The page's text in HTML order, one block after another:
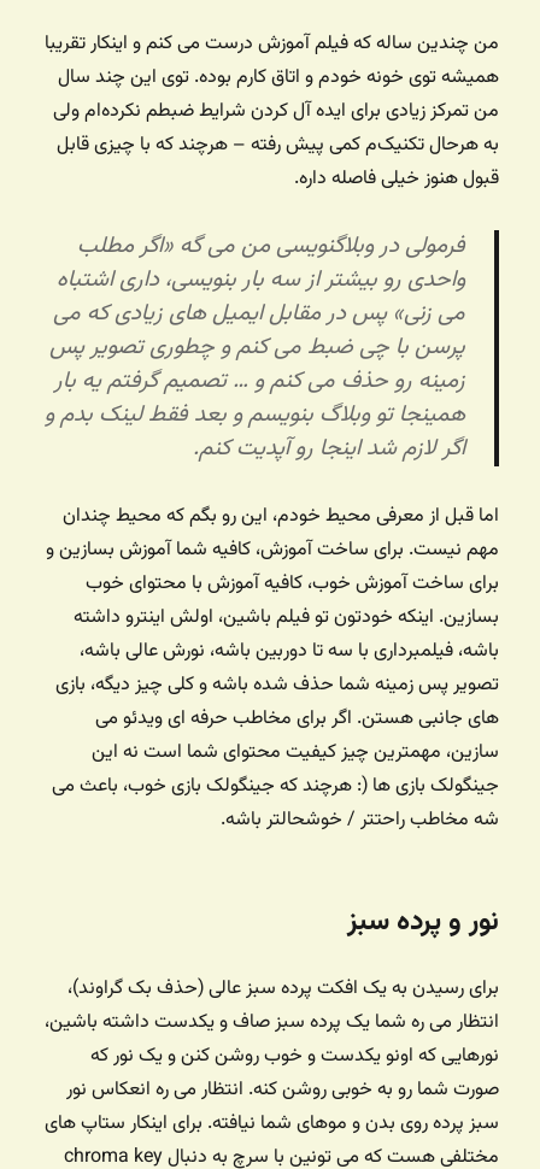
من چندین ساله که فیلم آموزش درست می کنم و اینکار تقریبا
همیشه توی خونه خودم و اتاق کارم بوده. توی این چند سال
من تمرکز زیادی برای ایده آل کردن شرایط ضبطم نکرده‌ام ولی
به هرحال تکنیک‌م کمی پیش رفته – هرچند که با چیزی قابل
قبول هنوز خیلی فاصله داره.
فرمولی در وبلاگنویسی من می گه «اگر مطلب
واحدی رو بیشتر از سه بار بنویسی، داری اشتباه
می زنی» پس در مقابل ایمیل های زیادی که می
پرسن با چی ضبط می کنم و چطوری تصویر پس
زمینه رو حذف می کنم و … تصمیم گرفتم یه بار
همینجا تو وبلاگ بنویسم و بعد فقط لینک بدم و
اگر لازم شد اینجا رو آپدیت کنم.
اما قبل از معرفی محیط خودم، این رو بگم که محیط چندان
مهم نیست. برای ساخت آموزش، کافیه شما آموزش بسازین و
برای ساخت آموزش خوب، کافیه آموزش با محتوای خوب
بسازین. اینکه خودتون تو فیلم باشین، اولش اینترو داشته
باشه، فیلمبرداری با سه تا دوربین باشه، نورش عالی باشه،
تصویر پس زمینه شما حذف شده باشه و کلی چیز دیگه، بازی
های جانبی هستن. اگر برای مخاطب حرفه ای ویدئو می
سازین، مهمترین چیز کیفیت محتوای شما است نه این
جینگولک بازی ها (: هرچند که جینگولک بازی خوب، باعث می
شه مخاطب راحتتر / خوشحالتر باشه.
نور و پرده سبز
برای رسیدن به یک افکت پرده سبز عالی (حذف بک گراوند)،
انتظار می ره شما یک پرده سبز صاف و یکدست داشته باشین،
نورهایی که اونو یکدست و خوب روشن کنن و یک نور که
صورت شما رو به خوبی روشن کنه. انتظار می ره انعکاس نور
سبز پرده روی بدن و موهای شما نیافته. برای اینکار ستاپ های
مختلفی هست که می تونین با سرچ به دنبال chroma key